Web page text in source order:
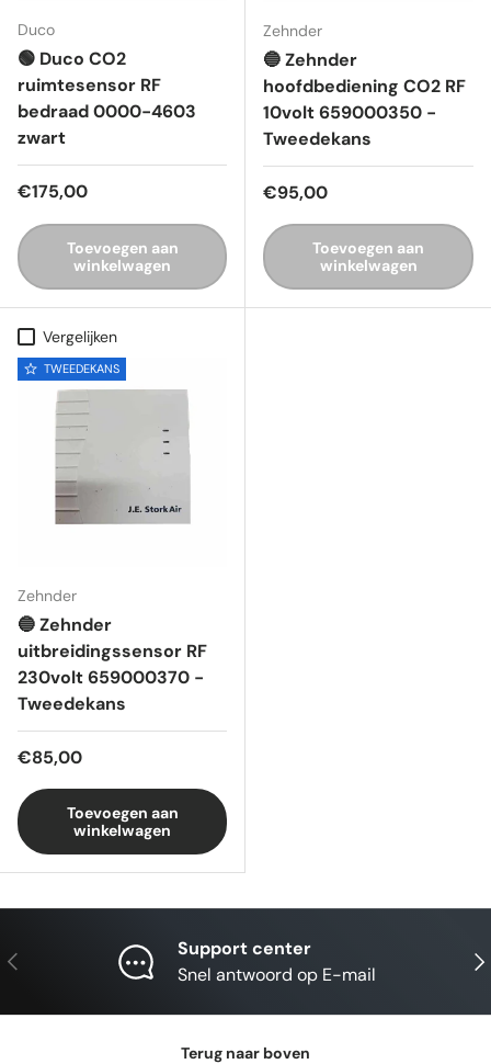
Duco
🟢 Duco CO2
ruimtesensor RF
bedraad 0000-4603
zwart
Reguliere prijs
€175,00
Toevoegen aan
winkelwagen
Zehnder
🔵 Zehnder
hoofdbediening CO2 RF
10volt 659000350 -
Tweedekans
Reguliere prijs
€95,00
Toevoegen aan
winkelwagen
Vergelijken
TWEEDEKANS
Zehnder
🔵 Zehnder
uitbreidingssensor RF
230volt 659000370 -
Tweedekans
Reguliere prijs
€85,00
Toevoegen aan
winkelwagen
Vorige
Support center
Snel antwoord op E-mail
Terug naar boven